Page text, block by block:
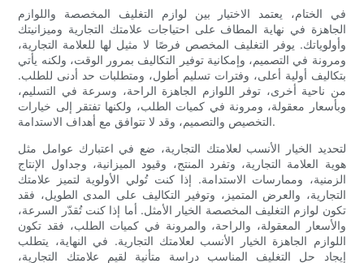
في الختام، يعتمد الاختيار بين لوازم التغليف المخصصة واللوازم
الجاهزة في نهاية المطاف على احتياجات علامتك التجارية وميزانيتك
وأولوياتك. يوفر التغليف المخصص فرصًا لا مثيل لها للعلامة التجارية،
ومرونة في التصميم، وإمكانية توفير التكاليف بمرور الوقت، ولكنه يأتي
بتكاليف أولية أعلى، وفترات تسليم أطول، ومتطلبات حد أدنى للطلب.
من ناحية أخرى، توفر اللوازم الجاهزة الراحة، وسرعة في التسليم،
وبأسعار معقولة، ومرونة في كميات الطلب، ولكنها تفتقر إلى خيارات
التخصيص والتصميم، وقد لا تتوافق مع أهداف الاستدامة.
لتحديد الخيار الأنسب لعلامتك التجارية، ضع في اعتبارك عوامل مثل
هوية العلامة التجارية، وتفرد المنتج، وقيود الميزانية، وجداول الإنتاج
الزمنية، وممارسات الاستدامة. إذا كنت تُولي الأولوية لتميز علامتك
التجارية، والعرض المتميز، وتوفير التكاليف على المدى الطويل، فقد
تكون لوازم التغليف المخصصة الخيار الأمثل. أما إذا كنت تُقدّر السرعة،
والأسعار المعقولة، والراحة، والمرونة في كميات الطلب، فقد تكون
اللوازم الجاهزة الخيار الأنسب لعلامتك التجارية. في النهاية، يتطلب
إيجاد حل التغليف المناسب دراسة متأنية لقيم علامتك التجارية،